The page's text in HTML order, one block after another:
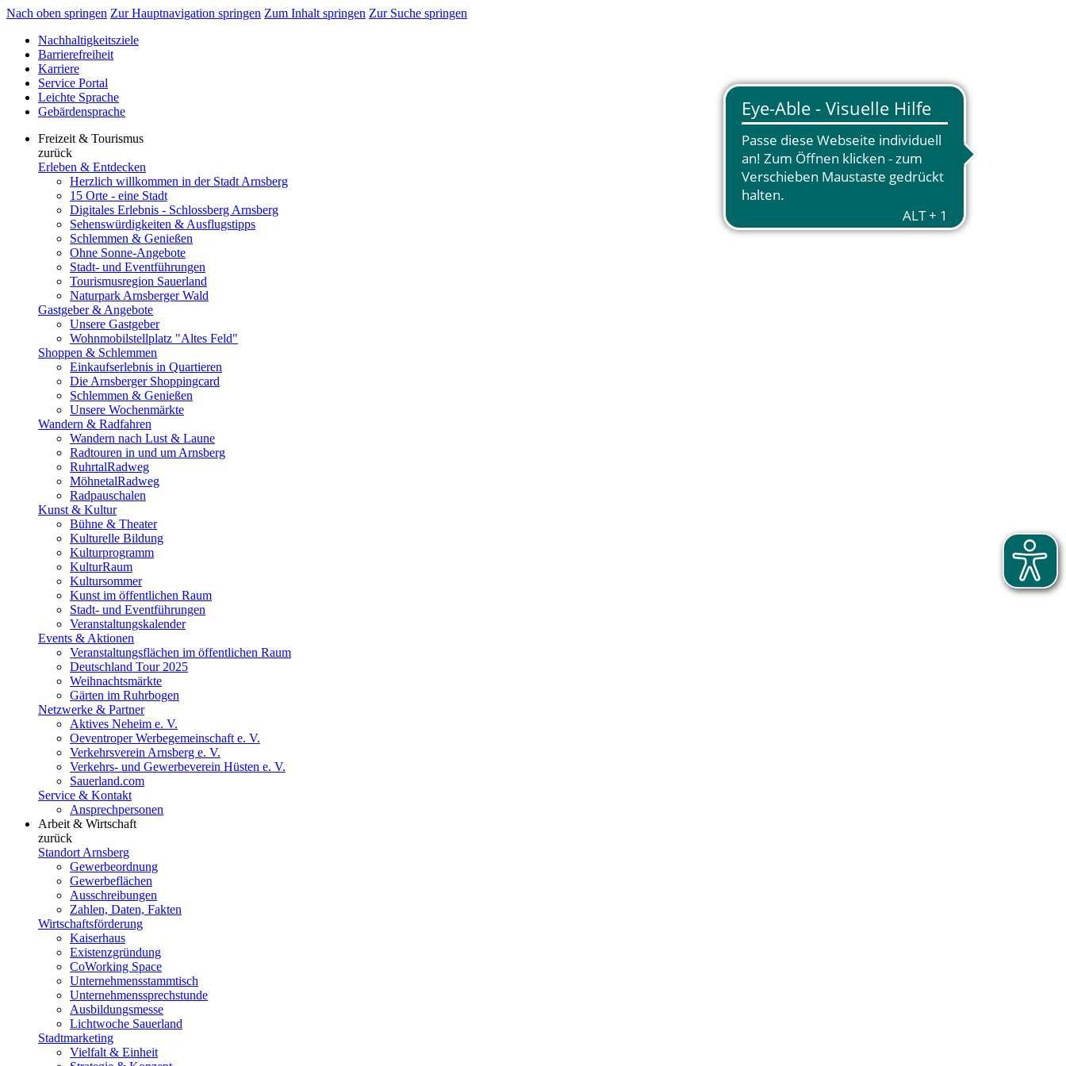
Nach oben springen Zur Hauptnavigation springen Zum Inhalt springen Zur Suche springen
Nachhaltigkeitsziele
Barrierefreiheit
Karriere
Service Portal
Leichte Sprache
Gebärdensprache
Freizeit & Tourismus
zurück
Erleben & Entdecken
Herzlich willkommen in der Stadt Arnsberg
15 Orte - eine Stadt
Digitales Erlebnis - Schlossberg Arnsberg
Sehenswürdigkeiten & Ausflugstipps
Schlemmen & Genießen
Ohne Sonne-Angebote
Stadt- und Eventführungen
Tourismusregion Sauerland
Naturpark Arnsberger Wald
Gastgeber & Angebote
Unsere Gastgeber
Wohnmobilstellplatz "Altes Feld"
Shoppen & Schlemmen
Einkaufserlebnis in Quartieren
Die Arnsberger Shoppingcard
Schlemmen & Genießen
Unsere Wochenmärkte
Wandern & Radfahren
Wandern nach Lust & Laune
Radtouren in und um Arnsberg
RuhrtalRadweg
MöhnetalRadweg
Radpauschalen
Kunst & Kultur
Bühne & Theater
Kulturelle Bildung
Kulturprogramm
KulturRaum
Kultursommer
Kunst im öffentlichen Raum
Stadt- und Eventführungen
Veranstaltungskalender
Events & Aktionen
Veranstaltungsflächen im öffentlichen Raum
Deutschland Tour 2025
Weihnachtsmärkte
Gärten im Ruhrbogen
Netzwerke & Partner
Aktives Neheim e. V.
Oeventroper Werbegemeinschaft e. V.
Verkehrsverein Arnsberg e. V.
Verkehrs- und Gewerbeverein Hüsten e. V.
Sauerland.com
Service & Kontakt
Ansprechpersonen
Arbeit & Wirtschaft
zurück
Standort Arnsberg
Gewerbeordnung
Gewerbeflächen
Ausschreibungen
Zahlen, Daten, Fakten
Wirtschaftsförderung
Kaiserhaus
Existenzgründung
CoWorking Space
Unternehmensstammtisch
Unternehmenssprechstunde
Ausbildungsmesse
Lichtwoche Sauerland
Stadtmarketing
Vielfalt & Einheit